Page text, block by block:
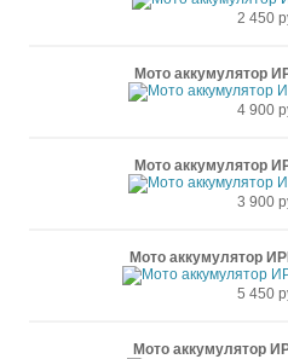
2 450
Мото аккумулятор
4 900
Мото аккумулятор
3 900
Мото аккумулятор
5 450
Мото аккумулятор